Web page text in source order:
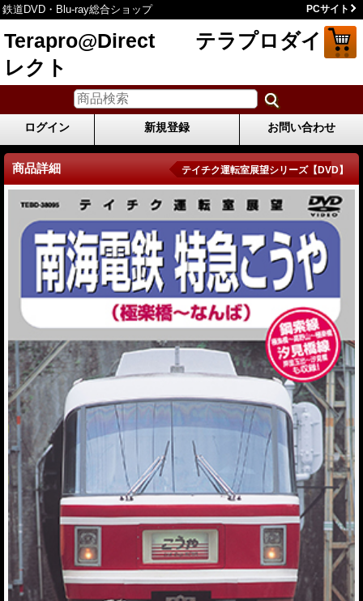
鉄道DVD・Blu-ray総合ショップ PCサイト
Terapro@Direct テラプロダイ
レクト
ログイン 新規登録 お問い合わせ
商品詳細 テイチク運転室展望シリーズ【DVD】